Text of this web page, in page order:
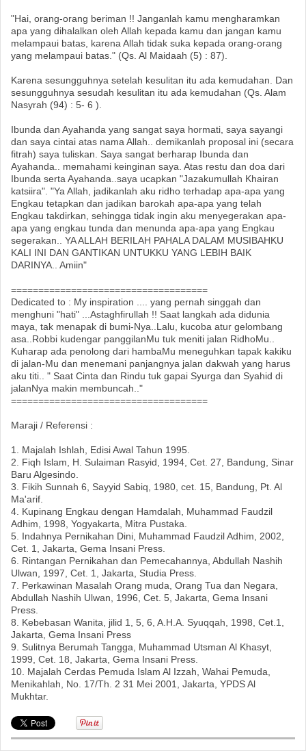
"Hai, orang-orang beriman !! Janganlah kamu mengharamkan
apa yang dihalalkan oleh Allah kepada kamu dan jangan kamu
melampaui batas, karena Allah tidak suka kepada orang-orang
yang melampaui batas." (Qs. Al Maidaah (5) : 87).
Karena sesungguhnya setelah kesulitan itu ada kemudahan. Dan
sesungguhnya sesudah kesulitan itu ada kemudahan (Qs. Alam
Nasyrah (94) : 5- 6 ).
Ibunda dan Ayahanda yang sangat saya hormati, saya sayangi
dan saya cintai atas nama Allah.. demikanlah proposal ini (secara
fitrah) saya tuliskan. Saya sangat berharap Ibunda dan
Ayahanda.. memahami keinginan saya. Atas restu dan doa dari
Ibunda serta Ayahanda..saya ucapkan "Jazakumullah Khairan
katsiira". "Ya Allah, jadikanlah aku ridho terhadap apa-apa yang
Engkau tetapkan dan jadikan barokah apa-apa yang telah
Engkau takdirkan, sehingga tidak ingin aku menyegerakan apa-
apa yang engkau tunda dan menunda apa-apa yang Engkau
segerakan.. YA ALLAH BERILAH PAHALA DALAM MUSIBAHKU
KALI INI DAN GANTIKAN UNTUKKU YANG LEBIH BAIK
DARINYA.. Amiin"
====================================
Dedicated to : My inspiration .... yang pernah singgah dan
menghuni "hati" ...Astaghfirullah !! Saat langkah ada didunia
maya, tak menapak di bumi-Nya..Lalu, kucoba atur gelombang
asa..Robbi kudengar panggilanMu tuk meniti jalan RidhoMu..
Kuharap ada penolong dari hambaMu meneguhkan tapak kakiku
di jalan-Mu dan menemani panjangnya jalan dakwah yang harus
aku titi.. " Saat Cinta dan Rindu tuk gapai Syurga dan Syahid di
jalanNya makin membuncah.."
====================================
Maraji / Referensi :
1. Majalah Ishlah, Edisi Awal Tahun 1995.
2. Fiqh Islam, H. Sulaiman Rasyid, 1994, Cet. 27, Bandung, Sinar
Baru Algesindo.
3. Fikih Sunnah 6, Sayyid Sabiq, 1980, cet. 15, Bandung, Pt. Al
Ma'arif.
4. Kupinang Engkau dengan Hamdalah, Muhammad Faudzil
Adhim, 1998, Yogyakarta, Mitra Pustaka.
5. Indahnya Pernikahan Dini, Muhammad Faudzil Adhim, 2002,
Cet. 1, Jakarta, Gema Insani Press.
6. Rintangan Pernikahan dan Pemecahannya, Abdullah Nashih
Ulwan, 1997, Cet. 1, Jakarta, Studia Press.
7. Perkawinan Masalah Orang muda, Orang Tua dan Negara,
Abdullah Nashih Ulwan, 1996, Cet. 5, Jakarta, Gema Insani
Press.
8. Kebebasan Wanita, jilid 1, 5, 6, A.H.A. Syuqqah, 1998, Cet.1,
Jakarta, Gema Insani Press
9. Sulitnya Berumah Tangga, Muhammad Utsman Al Khasyt,
1999, Cet. 18, Jakarta, Gema Insani Press.
10. Majalah Cerdas Pemuda Islam Al Izzah, Wahai Pemuda,
Menikahlah, No. 17/Th. 2 31 Mei 2001, Jakarta, YPDS Al
Mukhtar.